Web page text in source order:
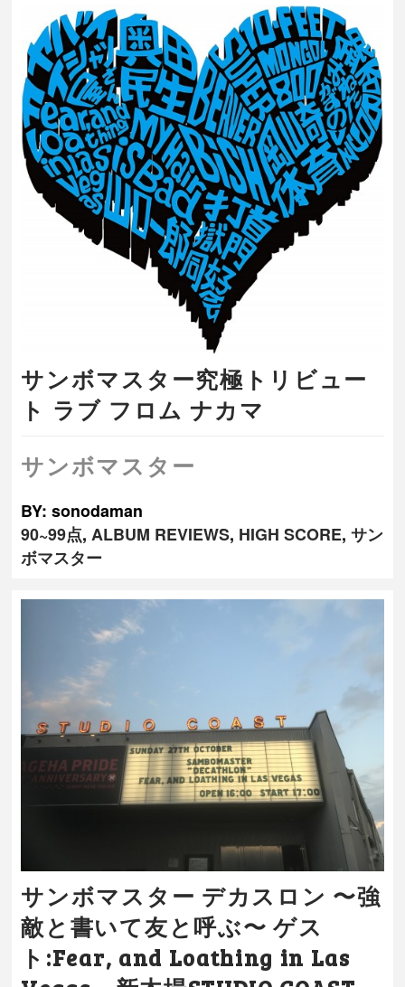
サンボマスター究極トリビュー
ト ラブ フロム ナカマ
サンボマスター
BY: sonodaman
90~99点,ALBUM REVIEWS, HIGH SCORE,サン
ボマスター
サンボマスター デカスロン 〜強
敵と書いて友と呼ぶ〜 ゲス
ト:Fear, and Loathing in Las